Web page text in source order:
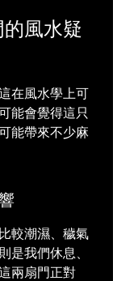
風水疑
在風水學上可
能會覺得這只
能帶來不少麻
較潮濕、穢氣
是我們休息、
兩扇門正對